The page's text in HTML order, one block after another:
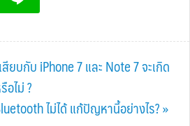
ยบกับ iPhone 7 และ Note 7 จะเกิด
ไม่ ?
ไม่ได้ แก้ปัญหานี้อย่างไร? »